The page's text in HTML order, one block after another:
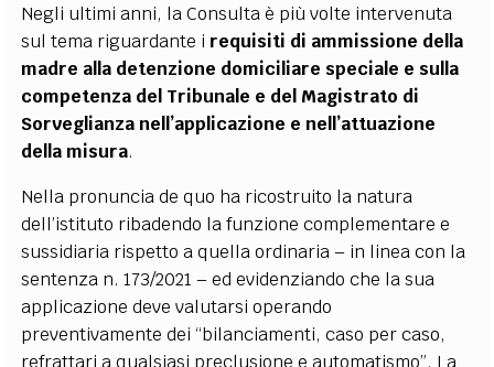
Negli ultimi anni, la Consulta è più volte intervenuta
sul tema riguardante i requisiti di ammissione della
madre alla detenzione domiciliare speciale e sulla
competenza del Tribunale e del Magistrato di
Sorveglianza nell’applicazione e nell’attuazione
della misura.
Nella pronuncia de quo ha ricostruito la natura
dell’istituto ribadendo la funzione complementare e
sussidiaria rispetto a quella ordinaria – in linea con la
sentenza n. 173/2021 – ed evidenziando che la sua
applicazione deve valutarsi operando
preventivamente dei “bilanciamenti, caso per caso,
refrattari a qualsiasi preclusione e automatismo”. La